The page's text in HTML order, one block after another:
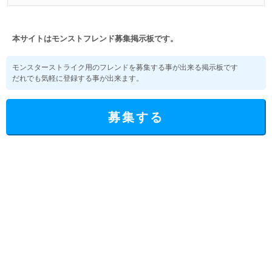
本サイトはモンストフレンド募集掲示板です。
モンスターストライク用のフレンドを募集する事が出来る掲示板です
だれでも気軽に登録する事が出来ます。
募集する